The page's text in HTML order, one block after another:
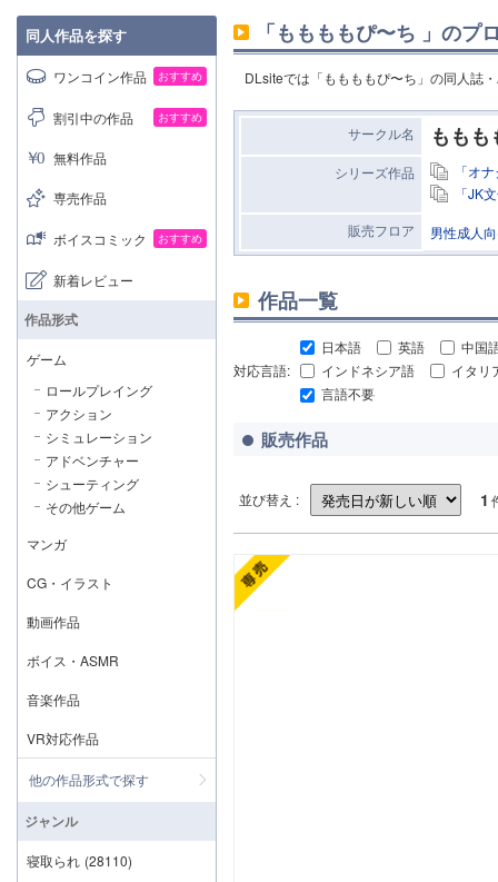
「ももももぴ〜ち 」のプ
DLsiteでは「ももももぴ〜ち」の同人誌
サークル名 もも
シリーズ作品
「オ
「JK
販売フロア
男性成人
作品一覧
対応言語:
日本語 英語
中国
インドネシア語
イタリ
言語不要
販売作品
並び替え : 1
同人作品を探す
ワンコイン作品 おすすめ
割引中の作品 おすすめ
無料作品
専売作品
ボイスコミック おすすめ
新着レビュー
作品形式
ゲーム
ロールプレイング
アクション
シミュレーション
アドベンチャー
シューティング
その他ゲーム
マンガ
CG・イラスト
動画作品
ボイス・ASMR
音楽作品
VR対応作品
他の作品形式で探す
ジャンル
寝取られ (28110)